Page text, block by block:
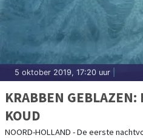
5 oktober 2019, 17:20 uur
KRABBEN
KOUD
NOORD-HOLLAND - De eerste